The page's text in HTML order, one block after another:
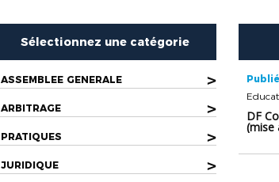
Sélectionnez une catégorie
ASSEMBLEE GENERALE >
ARBITRAGE >
PRATIQUES >
JURIDIQUE >
DF
(mise